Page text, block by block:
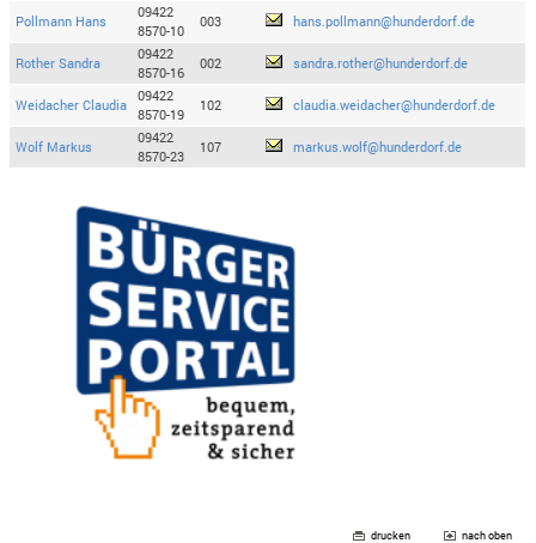
Pollmann Hans
09422
8570-10
003 hans.pollmann@hunderdorf.de
Rother Sandra
09422
8570-16
002 sandra.rother@hunderdorf.de
Weidacher Claudia
09422
8570-19
102 claudia.weidacher@hunderdorf.de
Wolf Markus
09422
8570-23
107 markus.wolf@hunderdorf.de
drucken nach oben